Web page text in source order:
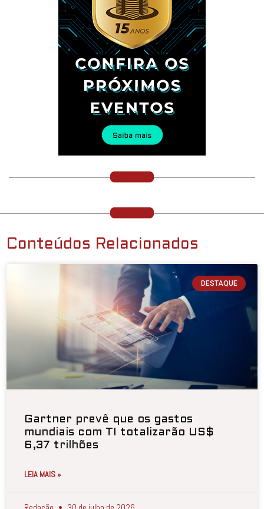
Conteúdos Relacionados
DESTAQUE
Gartner prevê que os gastos
mundiais com TI totalizarão US$
6,37 trilhões
LEIA MAIS »